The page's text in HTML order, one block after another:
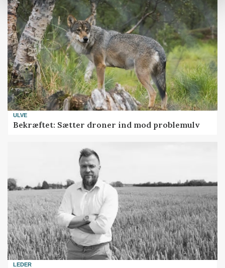
ULVE
Bekræftet: Sætter droner ind mod problemulv
LEDER